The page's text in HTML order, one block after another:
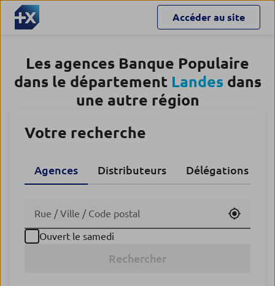
Accéder au site
Les agences Banque Populaire
dans le département Landes dans
une autre région
Votre recherche
Agences Distributeurs Délégations
Utiliser
Ouvert le samedi
Rechercher